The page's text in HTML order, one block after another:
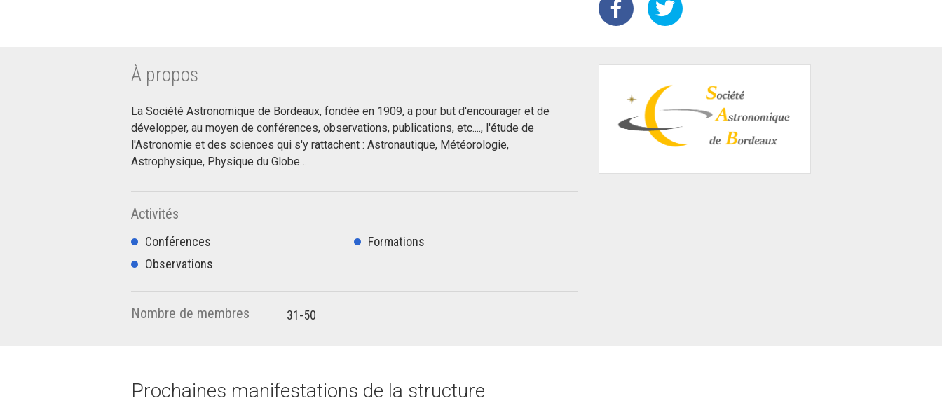
À propos
La Société Astronomique de Bordeaux, fondée en 1909, a pour but d'encourager et de
développer, au moyen de conférences, observations, publications, etc...., l'étude de
l'Astronomie et des sciences qui s'y rattachent : Astronautique, Météorologie,
Astrophysique, Physique du Globe…
Activités
Conférences
Formations
Observations
Nombre de membres 31-50
Prochaines manifestations de la structure